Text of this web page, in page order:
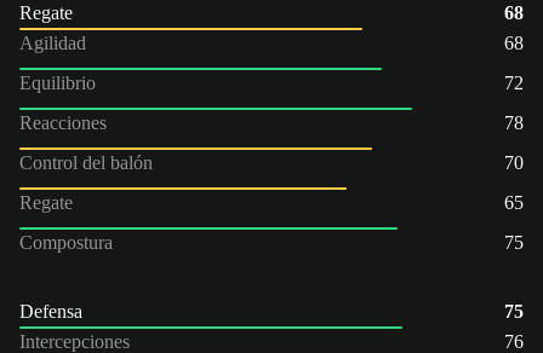
Regate
68
Agilidad
68
Equilibrio
72
Reacciones
78
Control del balón
70
Regate
65
Compostura
75
Defensa
75
Intercepciones
76